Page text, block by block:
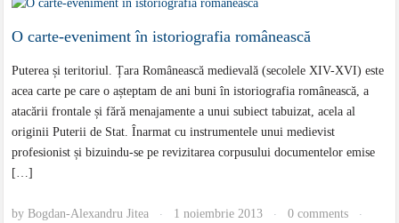
O carte-eveniment în istoriografia românească
Puterea și teritoriul. Țara Românească medievală (secolele XIV-XVI) este
acea carte pe care o așteptam de ani buni în istoriografia românească, a
atacării frontale și fără menajamente a unui subiect tabuizat, acela al
originii Puterii de Stat. Înarmat cu instrumentele unui medievist
profesionist și bizuindu-se pe revizitarea corpusului documentelor emise
[…]
byBogdan-Alexandru Jitea · 1 noiembrie 2013 · 0 comments ·